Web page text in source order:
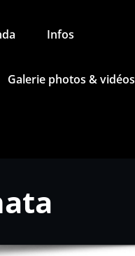
Infos
Galerie photos & vidéos